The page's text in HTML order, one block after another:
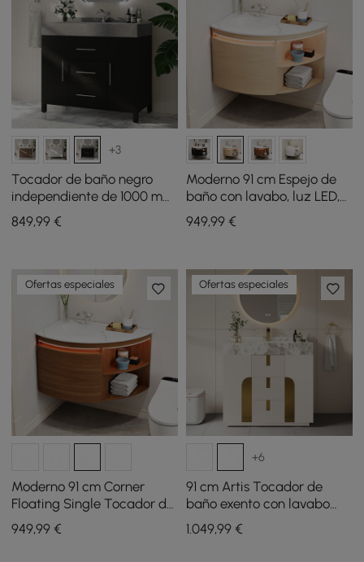
+3
Tocador de baño negro
independiente de 1000 mm,
encimera de piedra
sinterizada y manijas
849,99 €
Moderno 91 cm Espejo de
baño con lavabo, luz LED,
almacenamiento
949,99€
Ofertas especiales
Moderno 91 cm Corner
Floating Single Tocador de
baño con lavabo, luz LED,
almacenamiento
949,99 €
Ofertas especiales
+6
91 cm Artis Tocador de
baño exento con lavabo
individual y encimera de
piedra sinterizada
1.049,99€